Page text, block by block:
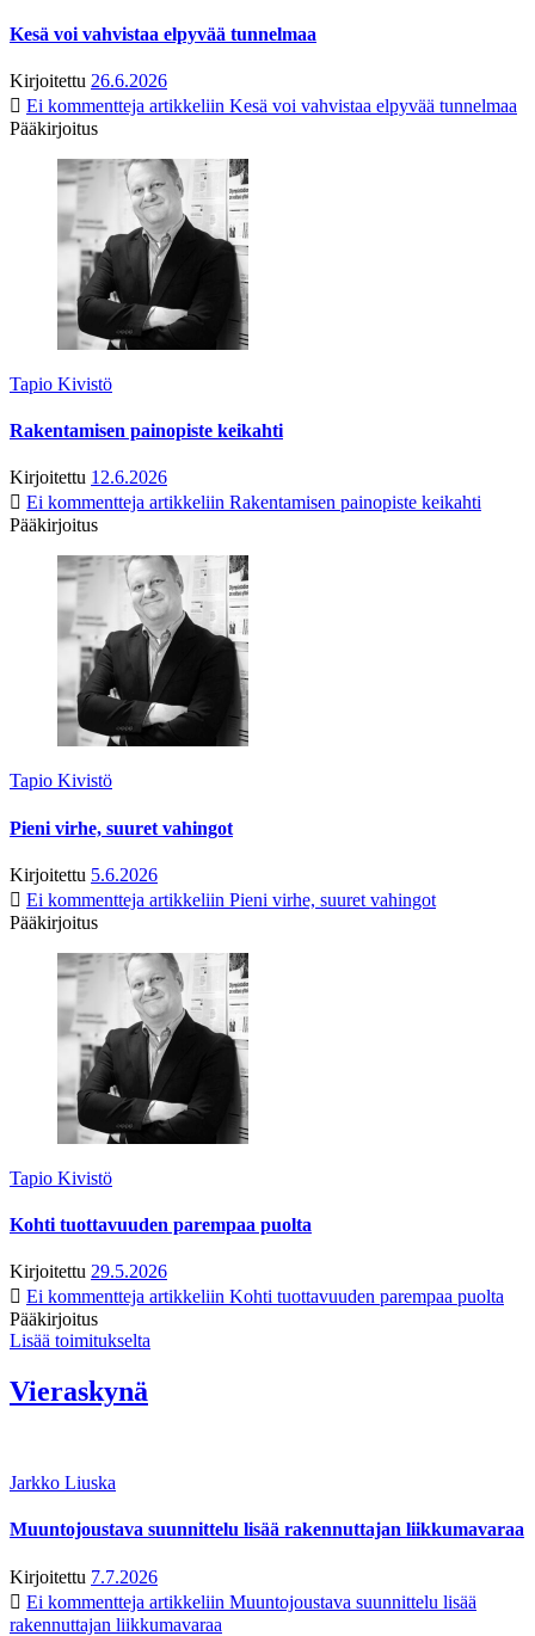
Kesä voi vahvistaa elpyvää tunnelmaa
Kirjoitettu 26.6.2026
Ei kommentteja artikkeliin Kesä voi vahvistaa elpyvää tunnelmaa
Pääkirjoitus
Tapio Kivistö
Rakentamisen painopiste keikahti
Kirjoitettu 12.6.2026
Ei kommentteja artikkeliin Rakentamisen painopiste keikahti
Pääkirjoitus
Tapio Kivistö
Pieni virhe, suuret vahingot
Kirjoitettu 5.6.2026
Ei kommentteja artikkeliin Pieni virhe, suuret vahingot
Pääkirjoitus
Tapio Kivistö
Kohti tuottavuuden parempaa puolta
Kirjoitettu 29.5.2026
Ei kommentteja artikkeliin Kohti tuottavuuden parempaa puolta
Pääkirjoitus
Lisää toimitukselta
Vieraskynä
Jarkko Liuska
Muuntojoustava suunnittelu lisää rakennuttajan liikkumavaraa
Kirjoitettu 7.7.2026
Ei kommentteja artikkeliin Muuntojoustava suunnittelu lisää
rakennuttajan liikkumavaraa